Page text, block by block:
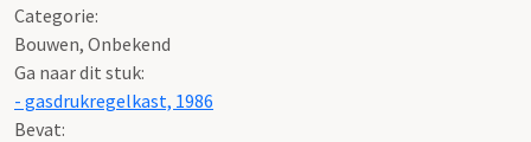
Categorie:
Bouwen, Onbekend
Ga naar dit stuk:
- gasdrukregelkast, 1986
Bevat: